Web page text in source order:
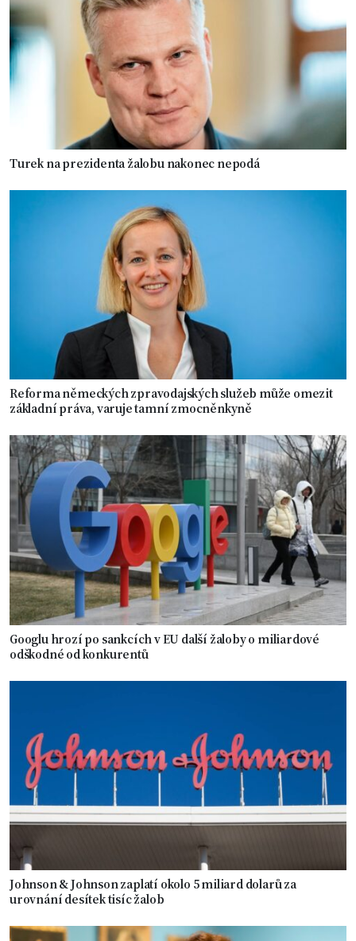
Turek na prezidenta žalobu nakonec nepodá
Reforma německých zpravodajských služeb může omezit
základní práva, varuje tamní zmocněnkyně
Googlu hrozí po sankcích v EU další žaloby o miliardové
odškodné od konkurentů
Johnson & Johnson zaplatí okolo 5 miliard dolarů za
urovnání desítek tisíc žalob